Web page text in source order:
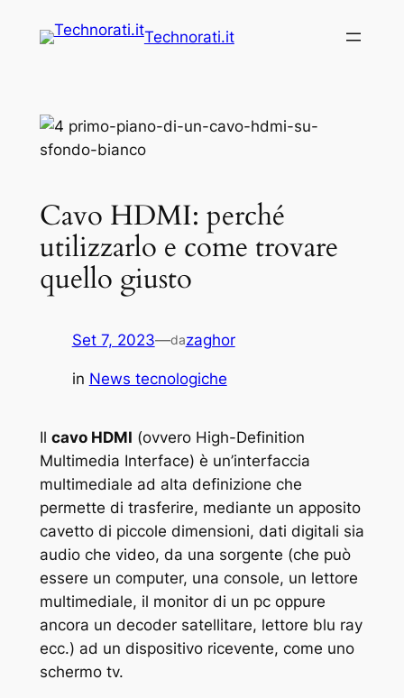
Technorati.it
Cavo HDMI: perché
utilizzarlo e come trovare
quello giusto
Set 7, 2023—dazaghor
in News tecnologiche
Il cavo HDMI (ovvero High-Definition
Multimedia Interface) è un’interfaccia
multimediale ad alta definizione che
permette di trasferire, mediante un apposito
cavetto di piccole dimensioni, dati digitali sia
audio che video, da una sorgente (che può
essere un computer, una console, un lettore
multimediale, il monitor di un pc oppure
ancora un decoder satellitare, lettore blu ray
ecc.) ad un dispositivo ricevente, come uno
schermo tv.